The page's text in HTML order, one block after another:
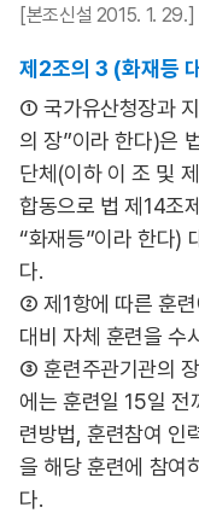
[본조신설 2015. 1. 29.]
제2조의 3 (화재등
① 국가유산청장과
의 장”이라 한다)은
단체(이하 이 조 및
합동으로 법 제14조
“화재등”이라 한다)
다.
② 제1항에 따른 훈
대비 자체 훈련을 수
③ 훈련주관기관의
에는 훈련일 15일 전
련방법, 훈련참여 인
을 해당 훈련에 참여
다.